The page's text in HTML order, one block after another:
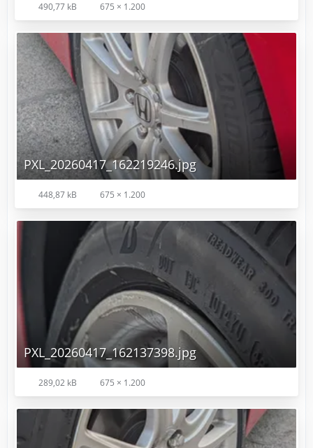
490,77 kB 675 × 1.200
PXL_20260417_162219246.jpg
448,87 kB 675 × 1.200
PXL_20260417_162137398.jpg
289,02 kB 675 × 1.200